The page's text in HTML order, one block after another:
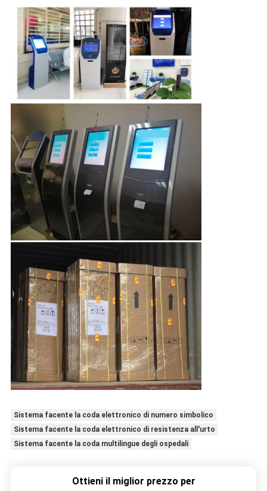
Sistema facente la coda elettronico di numero simbolico
Sistema facente la coda elettronico di resistenza all'urto
Sistema facente la coda multilingue degli ospedali
Ottieni il miglior prezzo per